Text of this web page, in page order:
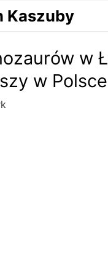
magazynkaszuby.pl
Kaszuby
w
w Polsce